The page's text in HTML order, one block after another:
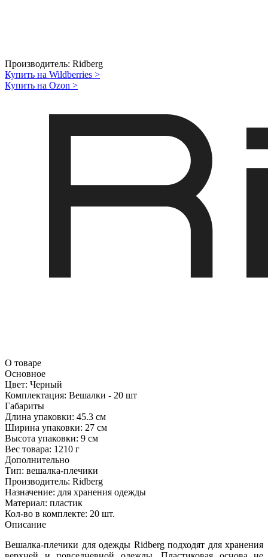
Производитель: Ridberg
Купить на Wildberries >
Купить на Ozon >
О товаре
Основное
Цвет: Черный
Комплектация: Вешалки - 20 шт
Габариты
Длина упаковки: 45.3 см
Ширина упаковки: 27 см
Высота упаковки: 9 см
Вес товара: 1210 г
Дополнительно
Тип: вешалка-плечики
Производитель: Ridberg
Назначение: для хранения одежды
Материал: пластик
Кол-во в комплекте: 20 шт.
Описание
Вешалка-плечики для одежды Ridberg подходят для хранения